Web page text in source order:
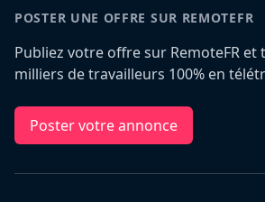
POSTER UNE OFFRE SUR REMOTEFR
Publiez votre offre sur RemoteFR et
milliers de travailleurs 100% en
Poster votre annonce